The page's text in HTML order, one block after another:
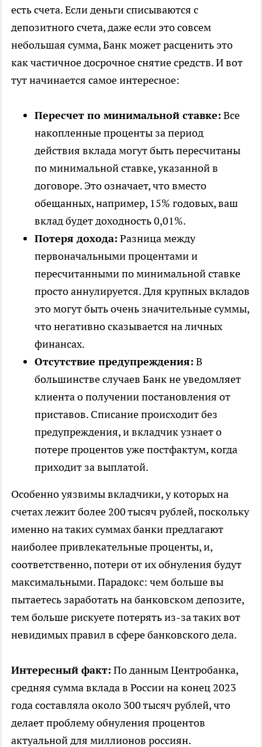
есть счета. Если деньги списываются с
депозитного счета, даже если это совсем
небольшая сумма, Банк может расценить это
как частичное досрочное снятие средств. И вот
тут начинается самое интересное:
Пересчет по минимальной ставке: Все
накопленные проценты за период
действия вклада могут быть пересчитаны
по минимальной ставке, указанной в
договоре. Это означает, что вместо
обещанных, например, 15% годовых, ваш
вклад будет доходность 0,01%.
Потеря дохода: Разница между
первоначальными процентами и
пересчитанными по минимальной ставке
просто аннулируется. Для крупных вкладов
это могут быть очень значительные суммы,
что негативно сказывается на личных
финансах.
Отсутствие предупреждения: В
большинстве случаев Банк не уведомляет
клиента о получении постановления от
приставов. Списание происходит без
предупреждения, и вкладчик узнает о
потере процентов уже постфактум, когда
приходит за выплатой.
Особенно уязвимы вкладчики, у которых на
счетах лежит более 200 тысяч рублей, поскольку
именно на таких суммах банки предлагают
наиболее привлекательные проценты, и,
соответственно, потери от их обнуления будут
максимальными. Парадокс: чем больше вы
пытаетесь заработать на банковском депозите,
тем больше рискуете потерять из-за таких вот
невидимых правил в сфере банковского дела.
Интересный факт: По данным Центробанка,
средняя сумма вклада в России на конец 2023
года составляла около 300 тысяч рублей, что
делает проблему обнуления процентов
актуальной для миллионов россиян.